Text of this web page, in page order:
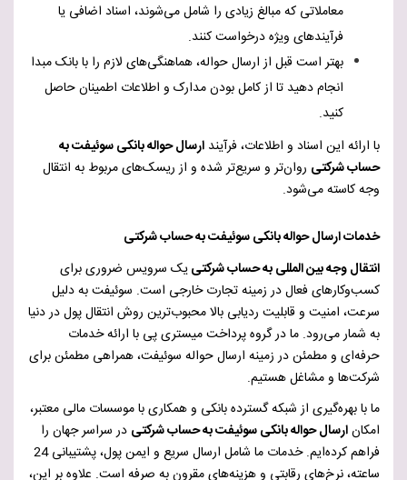
معاملاتی که مبالغ زیادی را شامل می‌شوند، اسناد اضافی یا
فرآیندهای ویژه درخواست کنند.
بهتر است قبل از ارسال حواله، هماهنگی‌های لازم را با بانک مبدا
انجام دهید تا از کامل بودن مدارک و اطلاعات اطمینان حاصل
کنید.
با ارائه این اسناد و اطلاعات، فرآیند ارسال حواله بانکی سوئیفت به
حساب شرکتی روان‌تر و سریع‌تر شده و از ریسک‌های مربوط به انتقال
وجه کاسته می‌شود.
خدمات ارسال حواله بانکی سوئیفت به حساب شرکتی
انتقال وجه بین المللی به حساب شرکتییک سرویس ضروری برای
کسب‌وکارهای فعال در زمینه تجارت خارجی است. سوئیفت به دلیل
سرعت، امنیت و قابلیت ردیابی بالا محبوب‌ترین روش انتقال پول در دنیا
به شمار می‌رود. ما در گروه پرداخت میستری پی با ارائه خدمات
حرفه‌ای و مطمئن در زمینه ارسال حواله سوئیفت، همراهی مطمئن برای
شرکت‌ها و مشاغل هستیم.
ما با بهره‌گیری از شبکه گسترده بانکی و همکاری با موسسات مالی معتبر،
امکانارسال حواله بانکی سوئیفت به حساب شرکتی در سراسر جهان را
فراهم کرده‌ایم. خدمات ما شامل ارسال سریع و ایمن پول، پشتیبانی 24
ساعته، نرخ‌های رقابتی و هزینه‌های مقرون به صرفه است. علاوه بر این،